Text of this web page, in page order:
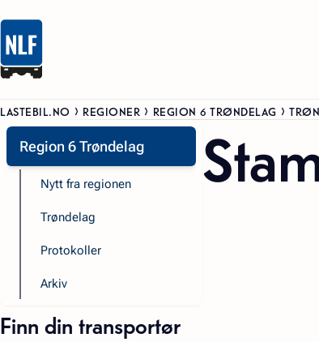
LASTEBIL.NO REGIONER REGION 6 TRØNDELAG
Region 6 Trøndelag
Nytt fra regionen
Trøndelag
Protokoller
Arkiv
Finn din transportør